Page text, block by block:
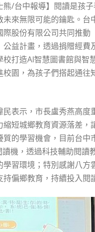
熊/台中報導】閱讀是孩
未來無限可能的鑰匙。台
際股份有限公司共同推動
公益計畫，透過捐贈經費
校打造AI智慧圖書館與智
校園，為孩子們搭起通往
表示，市長盧秀燕高度
縮短城鄉教育資源落差，
質的學習機會，目前台中
讀機，透過科技輔助閱讀
學習環境；特別感謝八方
持偏鄉教育，持續投入閱